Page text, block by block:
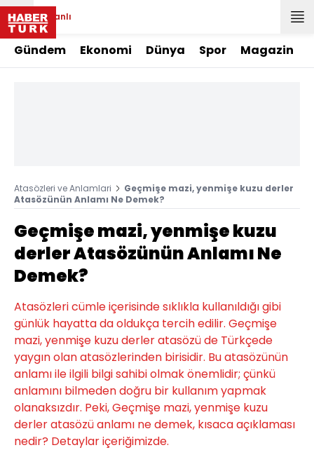
Canlı
Gündem Ekonomi Dünya Spor Magazin
Atasözleri ve Anlamlari
Geçmişe mazi, yenmişe kuzu derler
Atasözünün Anlamı Ne Demek?
Geçmişe mazi, yenmişe kuzu
derler Atasözünün Anlamı Ne
Demek?
Atasözleri cümle içerisinde sıklıkla kullanıldığı gibi
günlük hayatta da oldukça tercih edilir. Geçmişe
mazi, yenmişe kuzu derler atasözü de Türkçede
yaygın olan atasözlerinden birisidir. Bu atasözünün
anlamı ile ilgili bilgi sahibi olmak önemlidir; çünkü
anlamını bilmeden doğru bir kullanım yapmak
olanaksızdır. Peki, Geçmişe mazi, yenmişe kuzu
derler atasözü anlamı ne demek, kısaca açıklaması
nedir? Detaylar içeriğimizde.